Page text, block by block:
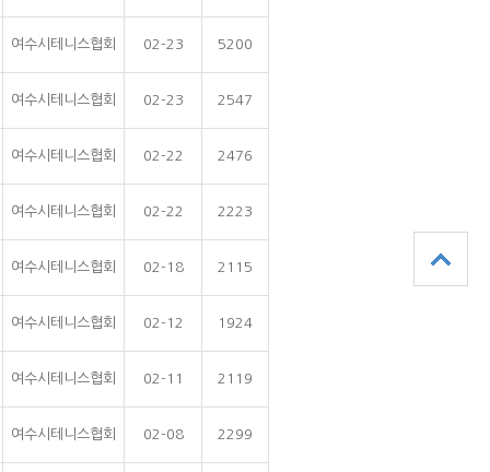
여수시테니스협회 02-23 5200
여수시테니스협회 02-23 2547
여수시테니스협회 02-22 2476
여수시테니스협회 02-22 2223
여수시테니스협회 02-18 2115
여수시테니스협회 02-12 1924
여수시테니스협회 02-11 2119
여수시테니스협회 02-08 2299